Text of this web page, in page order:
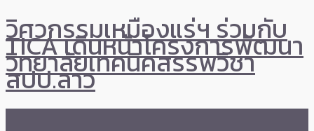
วิศวกรรมเหมืองแร่ฯ ร่วมกับ
TICA เดินหน้าโครงการพัฒนา
วิทยาลัยเทคนิคสรรพวิชา
สปป.ลาว